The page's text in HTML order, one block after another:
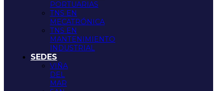
PORTUARIAS
TNS EN
MECATRÓNICA
TNS EN
MANTENIMIENTO
INDUSTRIAL
SEDES
VIÑA
DEL
MAR